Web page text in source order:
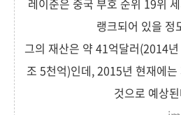
레이준은 중국 부호 순위 19위
랭크되어 있을 정
그의 재산은 약 41억달러(2014
조 5천억)인데, 2015년 현재에
것으로 예상